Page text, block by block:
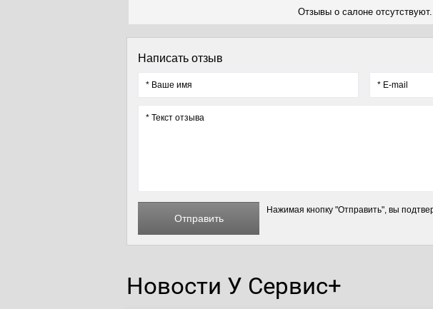
Отзывы о салоне
Написать отзыв
Отправить
Нажимая кнопку "Отправить", вы
Новости У Сервис+